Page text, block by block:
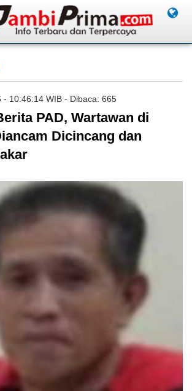
- 10:46:14 WIB - Dibaca: 665
PAD, Wartawan di
Dicincang dan